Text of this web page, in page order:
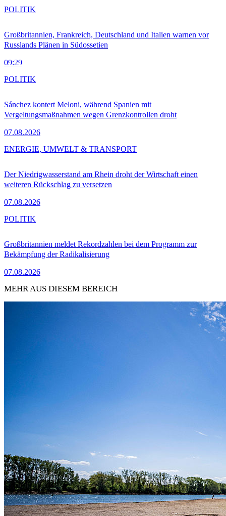
Großbritannien, Frankreich, Deutschland und Italien warnen vor
Russlands Plänen in Südossetien
09:29
POLITIK
Sánchez kontert Meloni, während Spanien mit
Vergeltungsmaßnahmen wegen Grenzkontrollen droht
07.08.2026
POLITIK
Der Niedrigwasserstand am Rhein droht der Wirtschaft einen
weiteren Rückschlag zu versetzen
07.08.2026
ENERGIE, UMWELT & TRANSPORT
Großbritannien meldet Rekordzahlen bei dem Programm zur
Bekämpfung der Radikalisierung
07.08.2026
POLITIK
MEHR AUS DIESEM BEREICH